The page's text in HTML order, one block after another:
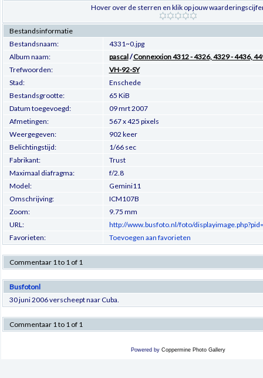
Hover over de sterren en klik op jouw
Bestandsinformatie
Bestandsnaam:
4331~0.jpg
Album naam:
pascal/Connexxion 4312 - 4326, 4329 - 4436,
Trefwoorden:
VH-92-SY
Stad:
Enschede
Bestandsgrootte:
65 KiB
Datum toegevoegd:
09 mrt 2007
Afmetingen:
567 x 425 pixels
Weergegeven:
902 keer
Belichtingstijd:
1/66 sec
Fabrikant:
Trust
Maximaal diafragma:
f/2.8
Model:
Gemini11
Omschrijving:
ICM107B
Zoom:
9.75 mm
URL:
http://www.busfoto.nl/foto/
Favorieten:
Toevoegen aan favorieten
Commentaar 1 to 1 of 1
Busfotonl
30 juni 2006 verscheept naar Cuba.
Commentaar 1 to 1 of 1
Powered by Coppermine Photo Gallery